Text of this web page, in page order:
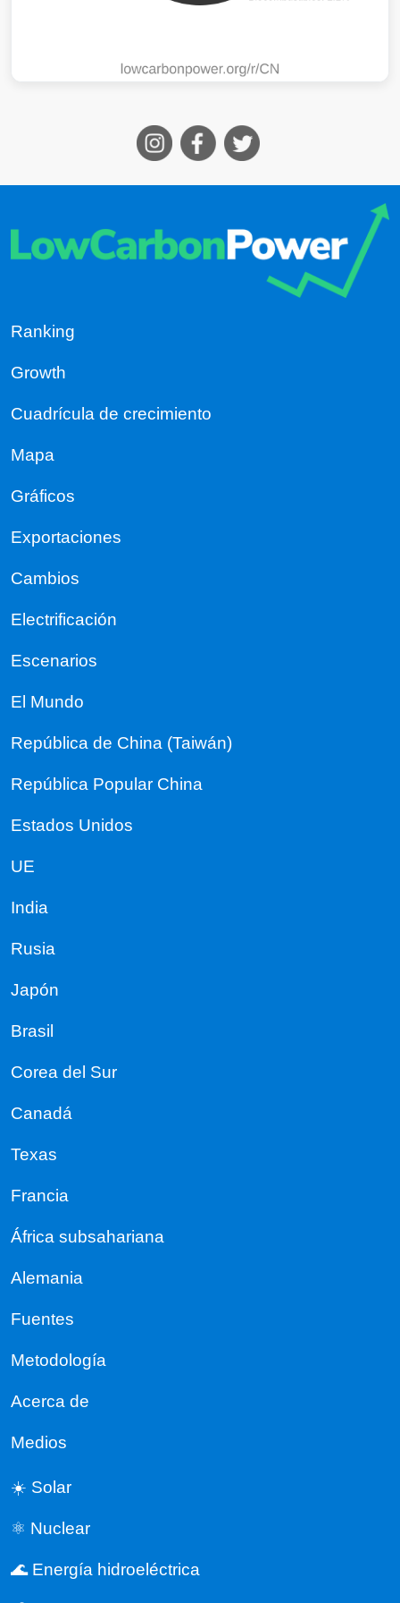
Ranking
Growth
Cuadrícula de crecimiento
Mapa
Gráficos
Exportaciones
Cambios
Electrificación
Escenarios
El Mundo
República de China (Taiwán)
República Popular China
Estados Unidos
UE
India
Rusia
Japón
Brasil
Corea del Sur
Canadá
Texas
Francia
África subsahariana
Alemania
Fuentes
Metodología
Acerca de
Medios
☀️ Solar
⚛️ Nuclear
🌊 Energía hidroeléctrica